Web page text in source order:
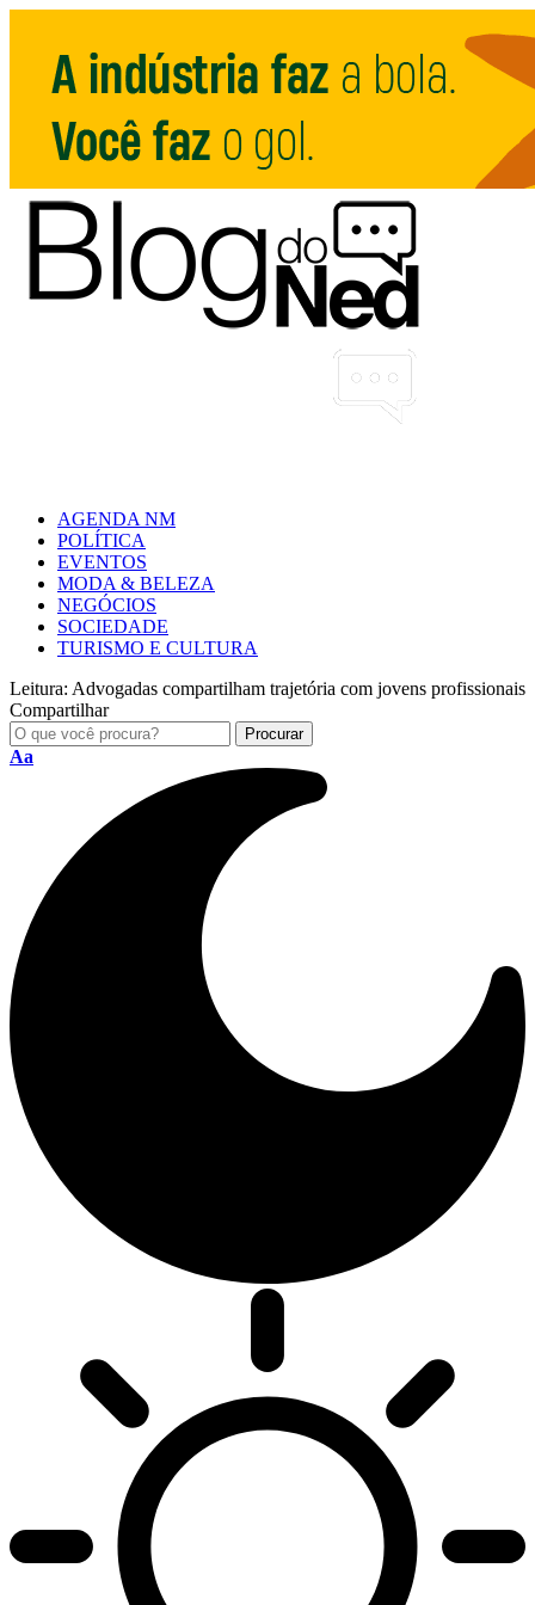
AGENDA NM
POLÍTICA
EVENTOS
MODA & BELEZA
NEGÓCIOS
SOCIEDADE
TURISMO E CULTURA
Leitura: Advogadas compartilham trajetória com jovens profissionais
Compartilhar
Aa